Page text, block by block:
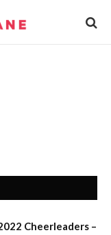
Cheerleaders –